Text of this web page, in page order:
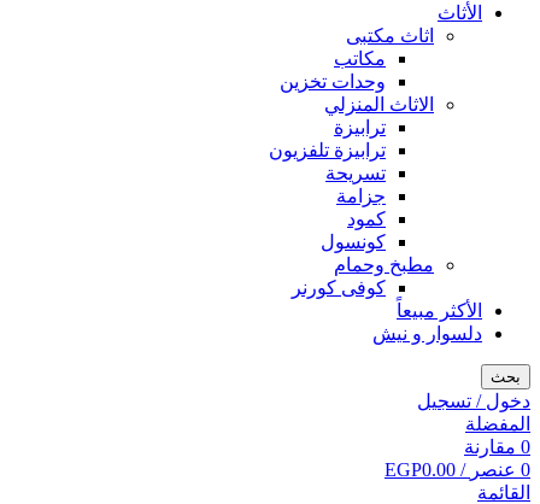
الأثاث
اثاث مكتبى
مكاتب
وحدات تخزين
الاثاث المنزلي
ترابيزة
ترابيزة تلفزيون
تسريحة
جزامة
كمود
كونسول
مطبخ وحمام
كوفى كورنر
الأكثر مبيعاً
دلسوار و نيش
بحث
دخول / تسجيل
المفضلة
0 مقارنة
0 عنصر /
EGP0.00
القائمة